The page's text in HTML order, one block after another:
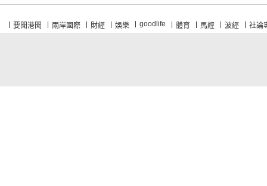
要聞港聞 兩岸國際 財經 娛樂 goodlife 體育 馬經 波經 社論